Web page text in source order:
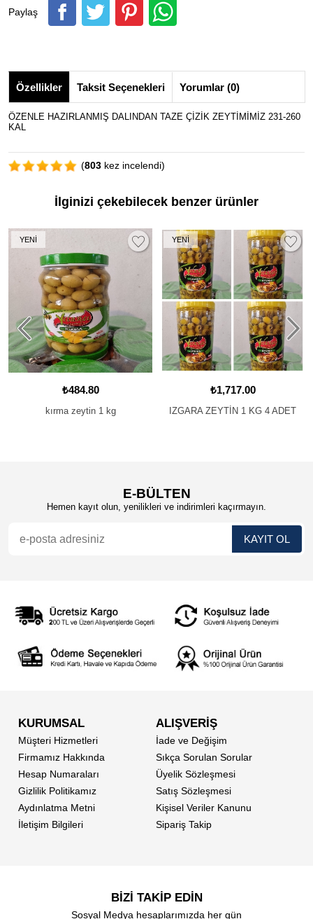
Paylaş
Özellikler Taksit Seçenekleri Yorumlar (0)
ÖZENLE HAZIRLANMIŞ DALINDAN TAZE ÇİZİK ZEYTİMİMİZ 231-260
KAL
(803 kez incelendi)
İlginizi çekebilecek benzer ürünler
YENİ
₺484.80
kırma zeytin 1 kg
YENİ
₺1,717.00
IZGARA ZEYTİN 1 KG 4 ADET
E-BÜLTEN
Hemen kayıt olun, yenilikleri ve indirimleri kaçırmayın.
KURUMSAL
Müşteri Hizmetleri
Firmamız Hakkında
Hesap Numaraları
Gizlilik Politikamız
Aydınlatma Metni
İletişim Bilgileri
ALIŞVERİŞ
İade ve Değişim
Sıkça Sorulan Sorular
Üyelik Sözleşmesi
Satış Sözleşmesi
Kişisel Veriler Kanunu
Sipariş Takip
BİZİ TAKİP EDİN
Sosyal Medya hesaplarımızda her gün